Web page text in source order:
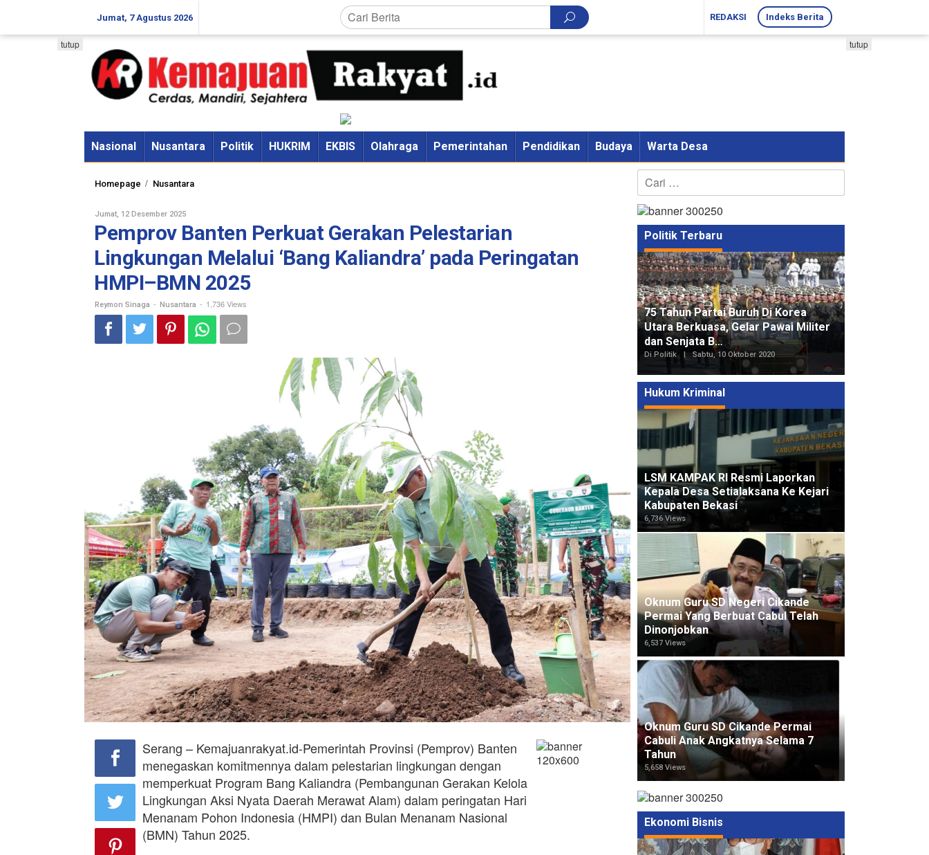
content
Jumat, 7 Agustus 2026 REDAKSI Indeks Berita
Nasional Nusantara Politik HUKRIM EKBIS Olahraga Pemerintahan Pendidikan Budaya Warta Desa
tutup tutup
Homepage / NusantaraPemprov
Gerakan
Pelestarian
Lingkungan
Melalui
'Bang
Kaliandra'
pada
Peringatan
HMPI–
BMN
Jumat, 12 Desember 2025Oleh
Sinaga
Pemprov Banten Perkuat Gerakan Pelestarian
Lingkungan Melalui ‘Bang Kaliandra’ pada Peringatan
HMPI–BMN 2025
Reymon Sinaga - Nusantara - 1,736 Views
Serang – Kemajuanrakyat.id-Pemerintah Provinsi (Pemprov) Banten
menegaskan komitmennya dalam pelestarian lingkungan dengan
memperkuat Program Bang Kaliandra (Pembangunan Gerakan Kelola
Lingkungan Aksi Nyata Daerah Merawat Alam) dalam peringatan Hari
Menanam Pohon Indonesia (HMPI) dan Bulan Menanam Nasional
(BMN) Tahun 2025.
Cari
untuk:
Politik Terbaru
75 Tahun Partai Buruh Di Korea
Utara Berkuasa, Gelar Pawai Militer
dan Senjata B…
Di Politik | Sabtu, 10 Oktober 2020
Hukum Kriminal
LSM KAMPAK RI Resmi Laporkan
Kepala Desa Setialaksana Ke Kejari
Kabupaten Bekasi
6,736 Views
Oknum Guru SD Negeri Cikande
Permai Yang Berbuat Cabul Telah
Dinonjobkan
6,537 Views
Oknum Guru SD Cikande Permai
Cabuli Anak Angkatnya Selama 7
Tahun
5,658 Views
Ekonomi Bisnis